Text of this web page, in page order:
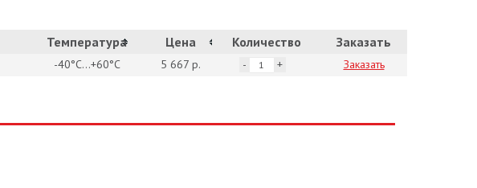
Температура Цена Количество Заказать
-40°С...+60°С 5 667 р. Заказать